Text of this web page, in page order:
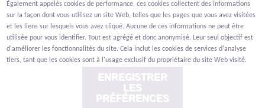
Également appelés cookies de performance, ces cookies collectent des informations
sur la façon dont vous utilisez un site Web, telles que les pages que vous avez visitées
et les liens sur lesquels vous avez cliqué. Aucune de ces informations ne peut être
utilisée pour vous identifier. Tout est agrégé et donc anonymisé. Leur seul objectif est
d'améliorer les fonctionnalités du site. Cela inclut les cookies de services d'analyse
tiers, tant que les cookies sont à l'usage exclusif du propriétaire du site Web visité.
ENREGISTRER
LES
PRÉFÉRENCES